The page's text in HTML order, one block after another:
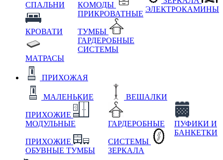
СПАЛЬНИ
КРОВАТИ
МАТРАСЫ
КОМОДЫ
ПРИКРОВАТНЫЕ
ТУМБЫ
ГАРДЕРОБНЫЕ
СИСТЕМЫ
ЭЛЕКТРОКАМИНЫ
ПРИХОЖАЯ
МАЛЕНЬКИЕ
ПРИХОЖИЕ
МОДУЛЬНЫЕ
ПРИХОЖИЕ
ОБУВНЫЕ ТУМБЫ
ВЕШАЛКИ
ГАРДЕРОБНЫЕ
СИСТЕМЫ
ЗЕРКАЛА
ПУФИКИ И
БАНКЕТКИ